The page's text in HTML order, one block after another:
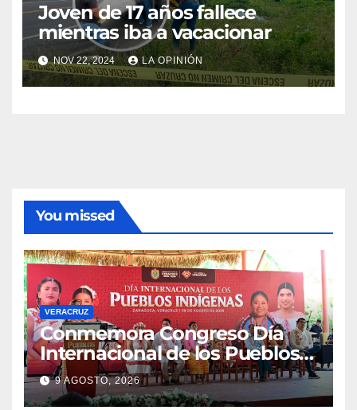
Joven de 17 años fallece
mientras iba a vacacionar
NOV 22, 2024 LA OPINIÓN
You missed
VERACRUZ
Conmemora Congreso Día
Internacional de los Pueblos
Indígenas
9 AGOSTO, 2026